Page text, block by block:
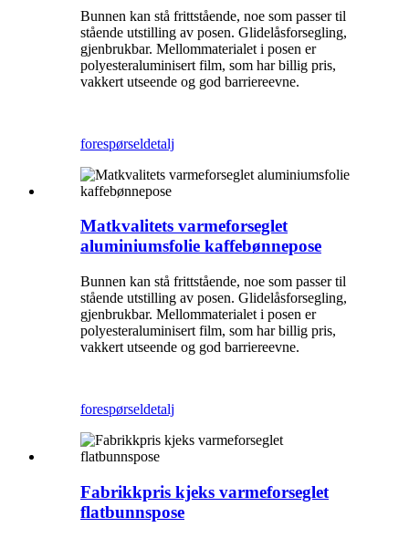
Bunnen kan stå frittstående, noe som passer til
stående utstilling av posen. Glidelåsforsegling,
gjenbrukbar. Mellommaterialet i posen er
polyesteraluminisert film, som har billig pris,
vakkert utseende og god barriereevne.
forespørseldetalj
Matkvalitets varmeforseglet
aluminiumsfolie kaffebønnepose
Bunnen kan stå frittstående, noe som passer til
stående utstilling av posen. Glidelåsforsegling,
gjenbrukbar. Mellommaterialet i posen er
polyesteraluminisert film, som har billig pris,
vakkert utseende og god barriereevne.
forespørseldetalj
Fabrikkpris kjeks varmeforseglet
flatbunnspose